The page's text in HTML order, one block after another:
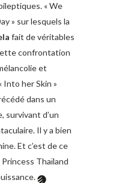
« We
» sur lesquels la
fait de véritables
confrontation
et
Into her Skin »
dans un
survivant d’un
Il y a bien
Et c’est de ce
Thaïland